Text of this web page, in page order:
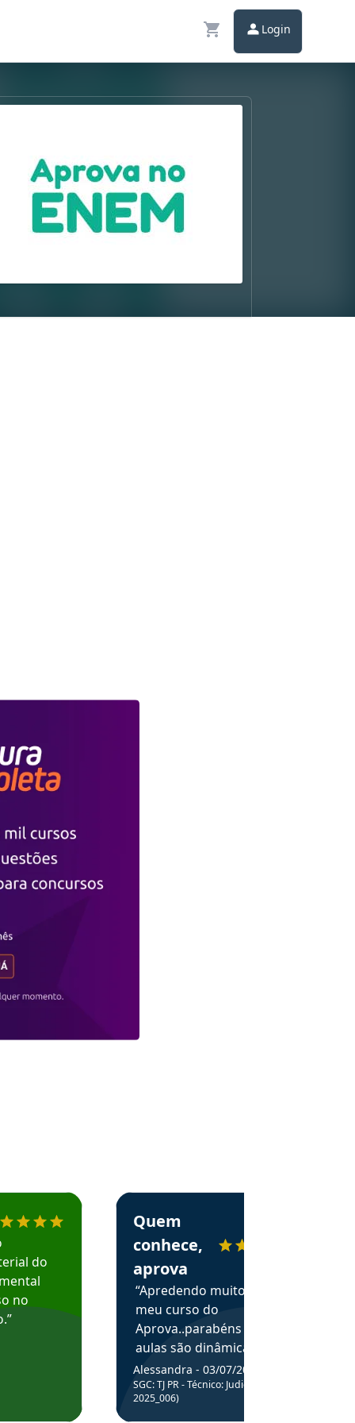
Login
o Aprova Concursos em depoimento
do
no
Estudante Alessandra recomenda o Aprova
Quem
conhece,
aprova
“Apredendo muito no
meu curso do
Aprova..parabéns pelas
aulas são dinâmicas e
me ajudam a entender
melhor os assuntos.”
Alessandra - 03/07/2025
SGC: TJ PR - Técnico: Judiciário (Edital
2025_006)